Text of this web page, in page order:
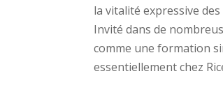
la vitalité expressive
Invité dans de
comme une formation
essentiellement chez